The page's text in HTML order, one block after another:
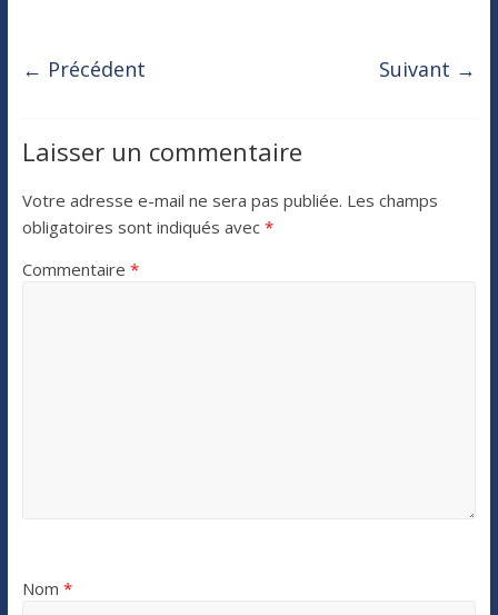
← Précédent Suivant →
Laisser un commentaire
Votre adresse e-mail ne sera pas publiée. Les champs
obligatoires sont indiqués avec *
Commentaire *
Nom *